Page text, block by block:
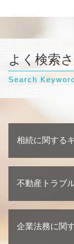
よく検索
Search
相続に関する
遺産分割協
遺留分 権利
相続放棄 手
不動産トラブ
不動産業者
企業法務に関